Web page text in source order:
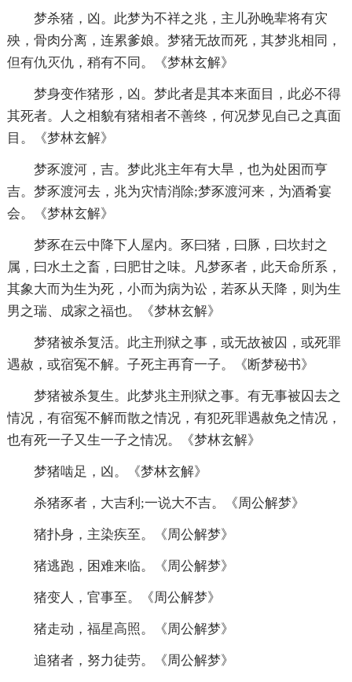
梦杀猪，凶。此梦为不祥之兆，主儿孙晚辈将有灾
殃，骨肉分离，连累爹娘。梦猪无故而死，其梦兆相同，
但有仇灭仇，稍有不同。《梦林玄解》
梦身变作猪形，凶。梦此者是其本来面目，此必不得
其死者。人之相貌有猪相者不善终，何况梦见自己之真面
目。《梦林玄解》
梦豕渡河，吉。梦此兆主年有大旱，也为处困而亨
吉。梦豕渡河去，兆为灾情消除;梦豕渡河来，为酒肴宴
会。《梦林玄解》
梦豕在云中降下人屋内。豕曰猪，曰豚，曰坎封之
属，曰水土之畜，曰肥甘之味。凡梦豕者，此天命所系，
其象大而为生为死，小而为病为讼，若豕从天降，则为生
男之瑞、成家之福也。《梦林玄解》
梦猪被杀复活。此主刑狱之事，或无故被囚，或死罪
遇赦，或宿冤不解。子死主再育一子。《断梦秘书》
梦猪被杀复生。此梦兆主刑狱之事。有无事被囚去之
情况，有宿冤不解而散之情况，有犯死罪遇赦免之情况，
也有死一子又生一子之情况。《梦林玄解》
梦猪啮足，凶。《梦林玄解》
杀猪豕者，大吉利;一说大不吉。《周公解梦》
猪扑身，主染疾至。《周公解梦》
猪逃跑，困难来临。《周公解梦》
猪变人，官事至。《周公解梦》
猪走动，福星高照。《周公解梦》
追猪者，努力徒劳。《周公解梦》